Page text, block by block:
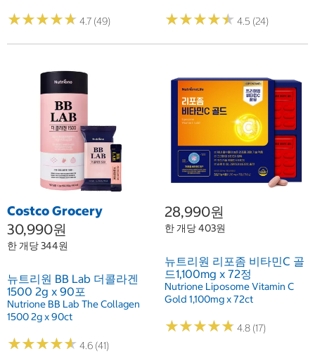
★★★★★
★★★★★ 4.7 (49) ★★★★★
★★★★★ 4.5 (24)
Costco Grocery
30,990원
한 개당 344원
뉴트리원 BB Lab 더콜라겐
1500 2g x 90포
Nutrione BB Lab The Collagen
1500 2g x 90ct
★★★★★
★★★★★ 4.6 (41)
28,990원
한 개당 403원
뉴트리원 리포좀 비타민C 골
드1,100mg x 72정
Nutrione Liposome Vitamin C
Gold 1,100mg x 72ct
★★★★★
★★★★★ 4.8 (17)